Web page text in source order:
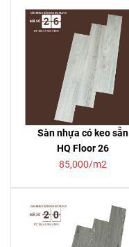
Sàn nhựa có keo sẵn
HQ Floor 26
85,000/m2